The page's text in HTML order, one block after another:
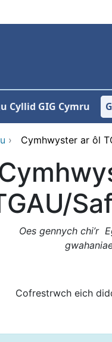
ar
Cyllid GIG Cymru
› Cymhwyster ar ôl
Oes gennych chi’r
Cofrestrwch eich